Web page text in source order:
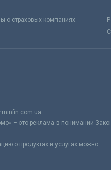
о страховых компаниях
– это реклама в понимании
о продуктах и услугах можно